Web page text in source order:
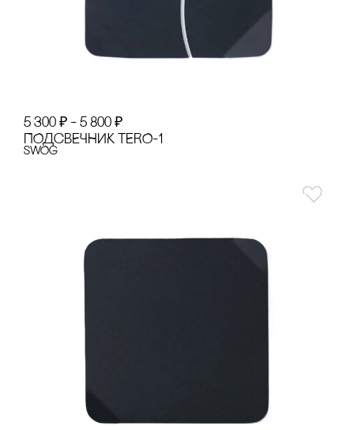
5 300 ₽ – 5 800 ₽
ПОДсВЕЧНИК TERO-1
SWOg